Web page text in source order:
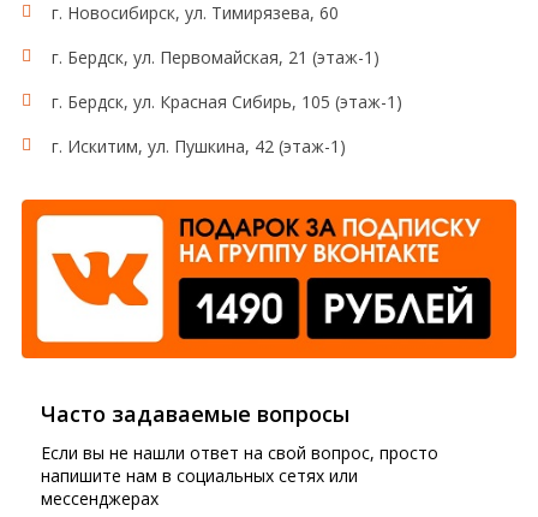
г. Новосибирск, ул. Тимирязева, 60
г. Бердск, ул. Первомайская, 21 (этаж-1)
г. Бердск, ул. Красная Сибирь, 105 (этаж-1)
г. Искитим, ул. Пушкина, 42 (этаж-1)
Часто задаваемые вопросы
Если вы не нашли ответ на свой вопрос, просто
напишите нам в социальных сетях или
мессенджерах